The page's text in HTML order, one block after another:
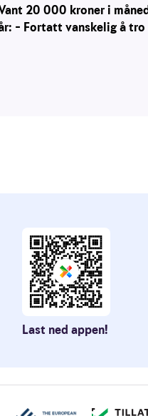
20 000 kroner i
– Fortatt vanskelig å tro
Last ned appen!